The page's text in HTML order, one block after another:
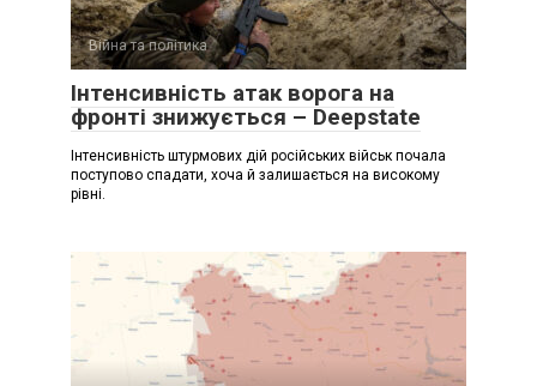
Війна та політика
Інтенсивність атак ворога на
фронті знижується – Deepstate
Інтенсивність штурмових дій російських військ почала
поступово спадати, хоча й залишається на високому
рівні.